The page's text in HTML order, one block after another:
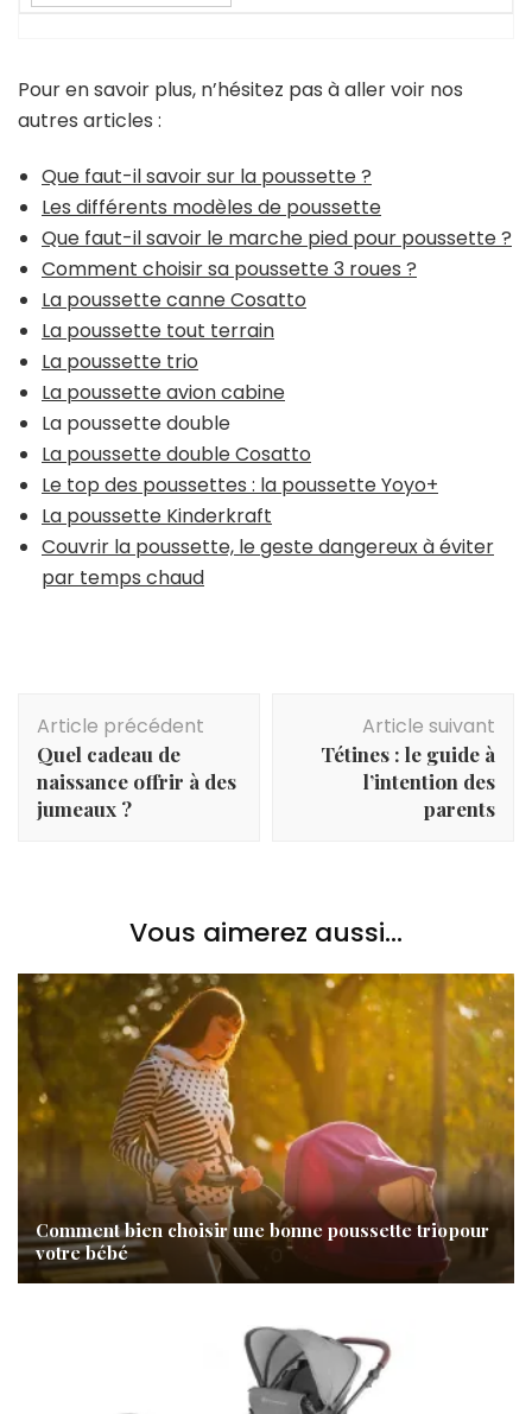
Pour en savoir plus, n’hésitez pas à aller voir nos
autres articles :
Que faut-il savoir sur la poussette ?
Les différents modèles de poussette
Que faut-il savoir le marche pied pour poussette ?
Comment choisir sa poussette 3 roues ?
La poussette canne Cosatto
La poussette tout terrain
La poussette trio
La poussette avion cabine
La poussette double
La poussette double Cosatto
Le top des poussettes : la poussette Yoyo+
La poussette Kinderkraft
Couvrir la poussette, le geste dangereux à éviter
par temps chaud
d'article
Article précédent
Quel cadeau de
naissance offrir à des
jumeaux ?
Article suivant
Tétines : le guide à
l’intention des
parents
Vous aimerez aussi...
Comment bien choisir une bonne poussette trio pour
votre bébé